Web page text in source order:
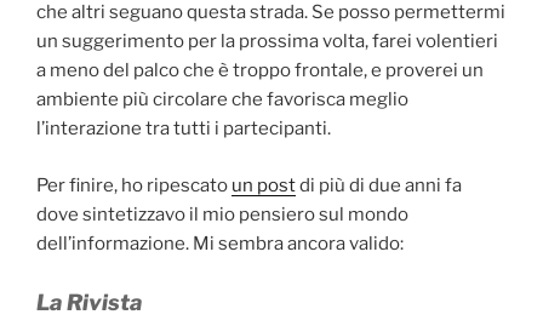
che altri seguano questa strada. Se posso permettermi
un suggerimento per la prossima volta, farei volentieri
a meno del palco che è troppo frontale, e proverei un
ambiente più circolare che favorisca meglio
l’interazione tra tutti i partecipanti.
Per finire, ho ripescato un postdi più di due anni fa
dove sintetizzavo il mio pensiero sul mondo
dell’informazione. Mi sembra ancora valido:
La Rivista